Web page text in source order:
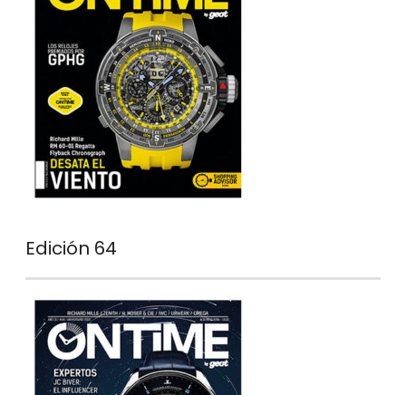
Edición 64